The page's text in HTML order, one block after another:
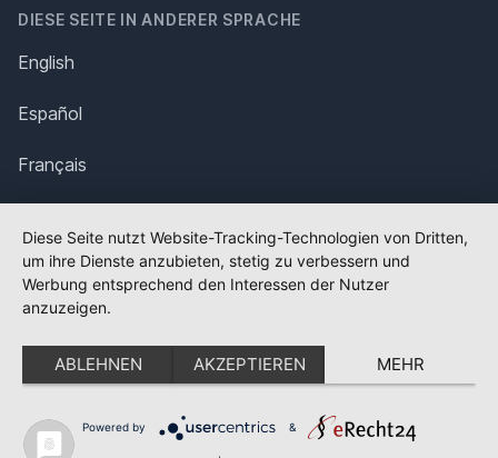
DIESE SEITE IN ANDERER SPRACHE
English
Español
Français
Polska
Português
Nederlands
Svenska
Diese Seite nutzt Website-Tracking-Technologien von Dritten,
um ihre Dienste anzubieten, stetig zu verbessern und
Werbung entsprechend den Interessen der Nutzer
anzuzeigen.
ABLEHNEN AKZEPTIEREN MEHR
Powered by &